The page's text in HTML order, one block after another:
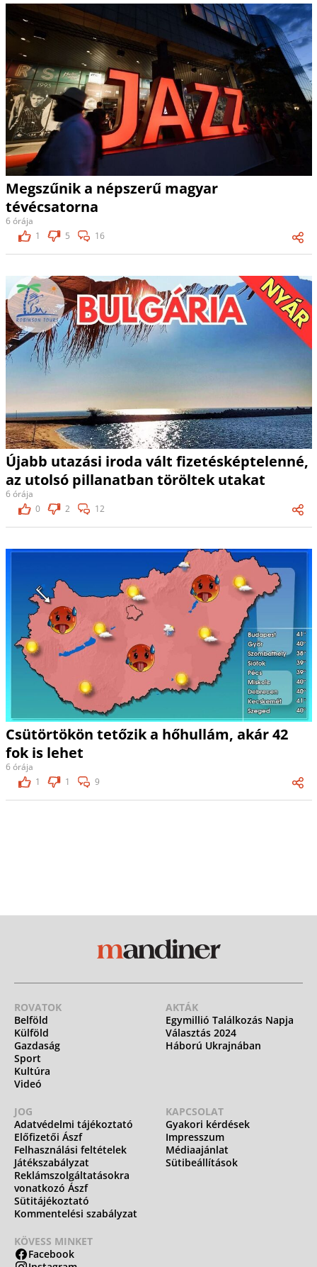
Megszűnik a népszerű magyar
tévécsatorna
6 órája
1
5 16
Újabb utazási iroda vált fizetésképtelenné,
az utolsó pillanatban töröltek utakat
6 órája
0
2 12
Csütörtökön tetőzik a hőhullám, akár 42
fok is lehet
6 órája
1
1 9
ROVATOK
Belföld
Külföld
Gazdaság
Sport
Kultúra
Videó
AKTÁK
Egymillió Találkozás Napja
Választás 2024
Háború Ukrajnában
JOG
Adatvédelmi tájékoztató
Előfizetői Ászf
Felhasználási feltételek
Játékszabályzat
Reklámszolgáltatásokra
vonatkozó Ászf
Sütitájékoztató
Kommentelési szabályzat
KAPCSOLAT
Gyakori kérdések
Impresszum
Médiaajánlat
Sütibeállítások
KÖVESS MINKET
Facebook